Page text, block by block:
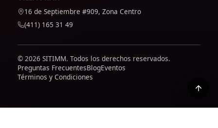
16 de Septiembre #909, Zona Centro
(411) 165 31 49
© 2026 SITIMM. Todos los derechos reservados.
Preguntas FrecuentesBlogEventos
Términos y Condiciones